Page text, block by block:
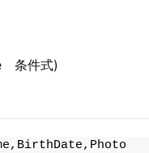
条件式)